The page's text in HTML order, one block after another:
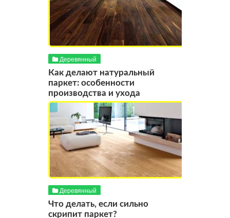
Деревянный
Как делают натуральный
паркет: особенности
производства и ухода
Деревянный
Что делать, если сильно
скрипит паркет?